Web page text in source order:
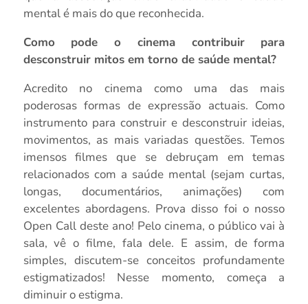
mental é mais do que reconhecida.
Como pode o cinema contribuir para
desconstruir mitos em torno de saúde mental?
Acredito no cinema como uma das mais
poderosas formas de expressão actuais. Como
instrumento para construir e desconstruir ideias,
movimentos, as mais variadas questões. Temos
imensos filmes que se debruçam em temas
relacionados com a saúde mental (sejam curtas,
longas, documentários, animações) com
excelentes abordagens. Prova disso foi o nosso
Open Call deste ano! Pelo cinema, o público vai à
sala, vê o filme, fala dele. E assim, de forma
simples, discutem-se conceitos profundamente
estigmatizados! Nesse momento, começa a
diminuir o estigma.